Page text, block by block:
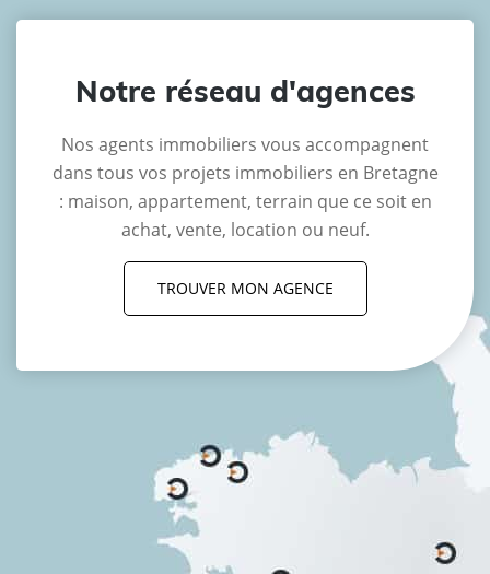
Notre réseau d'agences
Nos agents immobiliers vous accompagnent
dans tous vos projets immobiliers en Bretagne
: maison, appartement, terrain que ce soit en
achat, vente, location ou neuf.
TROUVER MON AGENCE